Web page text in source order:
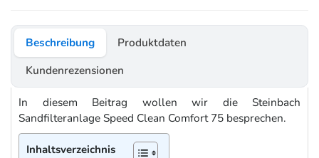
Beschreibung
Produktdaten
Kundenrezensionen
In diesem Beitrag wollen wir die Steinbach
Sandfilteranlage Speed Clean Comfort 75 besprechen.
Inhaltsverzeichnis